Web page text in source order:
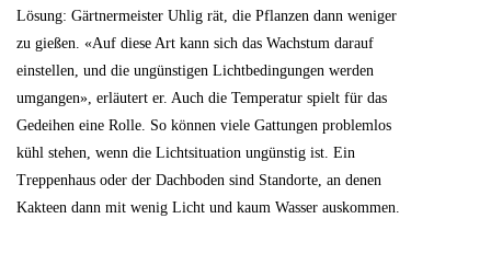
Lösung: Gärtnermeister Uhlig rät, die Pflanzen dann weniger
zu gießen. «Auf diese Art kann sich das Wachstum darauf
einstellen, und die ungünstigen Lichtbedingungen werden
umgangen», erläutert er. Auch die Temperatur spielt für das
Gedeihen eine Rolle. So können viele Gattungen problemlos
kühl stehen, wenn die Lichtsituation ungünstig ist. Ein
Treppenhaus oder der Dachboden sind Standorte, an denen
Kakteen dann mit wenig Licht und kaum Wasser auskommen.